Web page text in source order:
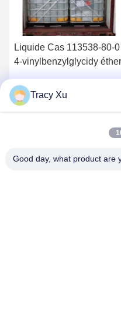
Liquide Cas 113538-80-0
4-vinylbenzylglycidy éther
Parlez Maintenant.
Tracy Xu
Good day, what product are